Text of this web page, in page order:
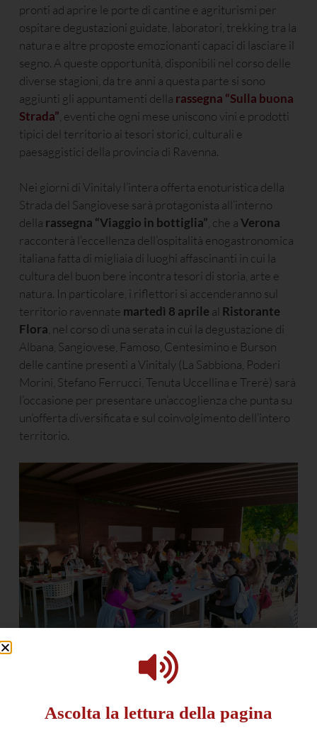
pronti ad aprire le porte di cantine e agriturismi per
ospitare degustazioni guidate, laboratori, trekking tra la
natura e altre proposte emozionanti capaci di lasciare il
segno. A queste opportunità, disponibili nel corso delle
diverse stagioni, da tre anni a questa parte si sono
aggiunti gli appuntamenti della rassegna “Sulla buona
Strada” , eventi che ogni mese uniscono vini e prodotti
tipici del territorio ai tesori storici, culturali e
paesaggistici della provincia di Ravenna.
Nei giorni di Vinitaly l’intera offerta enoturistica della
Strada del Sangiovese sarà protagonista all’interno
della rassegna “Viaggio in bottiglia” , che aVerona
racconterà l’eccellenza dell’ospitalità enogastronomica
italiana fatta di migliaia di luoghi affascinanti in cui la
cultura del buon bere incontra tesori di storia, arte e
natura. In particolare, i riflettori si accenderanno sul
territorio ravennate martedì 8 aprile al Ristorante
Flora , nel corso di una serata in cui la degustazione di
Albana, Sangiovese, Famoso, Centesimino e Burson
delle cantine presenti a Vinitaly (La Sabbiona, Poderi
Morini, Stefano Ferrucci, Tenuta Uccellina e Trerè) sarà
l’occasione per presentare un’accoglienza che punta su
un’offerta diversificata e sul coinvolgimento dell’intero
territorio.
This post is also available in: English( Inglese)
Ascolta la lettura della pagina